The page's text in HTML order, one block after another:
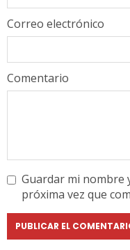
Comentario
Correo electrónico
Guardar mi nombre
próxima vez que